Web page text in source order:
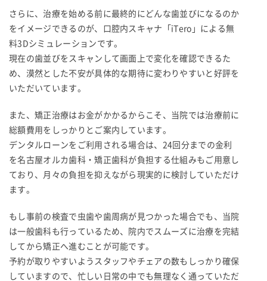
さらに、治療を始める前に最終的にどんな歯並びになるのか
をイメージできるのが、口腔内スキャナ「iTero」による無
料3Dシミュレーションです。
現在の歯並びをスキャンして画面上で変化を確認できるた
め、漠然とした不安が具体的な期待に変わりやすいと好評を
いただいています。
また、矯正治療はお金がかかるからこそ、当院では治療前に
総額費用をしっかりとご案内しています。
デンタルローンをご利用される場合は、24回分までの金利
を名古屋オルカ歯科・矯正歯科が負担する仕組みもご用意し
ており、月々の負担を抑えながら現実的に検討していただけ
ます。
もし事前の検査で虫歯や歯周病が見つかった場合でも、当院
は一般歯科も行っているため、院内でスムーズに治療を完結
してから矯正へ進むことが可能です。
予約が取りやすいようスタッフやチェアの数もしっかり確保
していますので、忙しい日常の中でも無理なく通っていただ